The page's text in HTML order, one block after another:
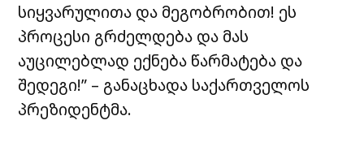
სიყვარულითა და მეგობრობით! ეს
პროცესი გრძელდება და მას
აუცილებლად ექნება წარმატება და
შედეგი!” – განაცხადა საქართველოს
პრეზიდენტმა.